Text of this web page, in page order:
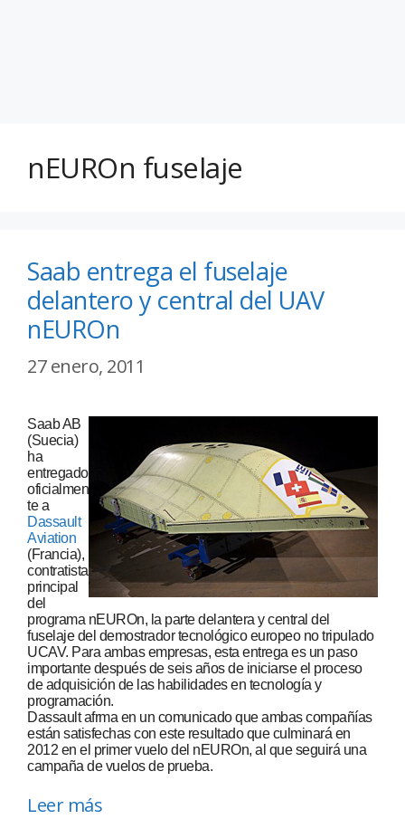
nEUROn fuselaje
Saab entrega el fuselaje
delantero y central del UAV
nEUROn
27 enero, 2011
Saab AB
(Suecia)
ha
entregado
oficialmen
te a
Dassault
Aviation
(Francia),
contratista
principal
del
programa nEUROn, la parte delantera y central del
fuselaje del demostrador tecnológico europeo no tripulado
UCAV. Para ambas empresas, esta entrega es un paso
importante después de seis años de iniciarse el proceso
de adquisición de las habilidades en tecnología y
programación.
Dassault afrma en un comunicado que ambas compañías
están satisfechas con este resultado que culminará en
2012 en el primer vuelo del nEUROn, al que seguirá una
campaña de vuelos de prueba.
Leer más